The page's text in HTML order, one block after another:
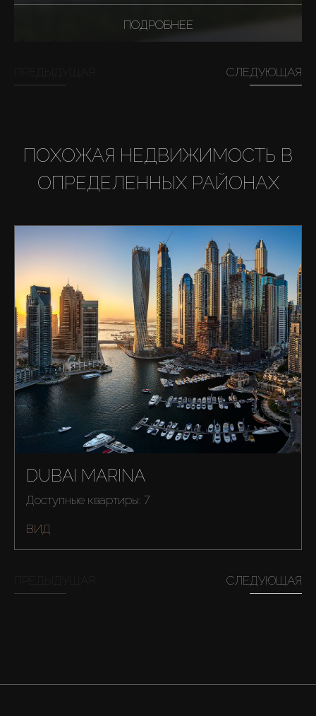
ПОДРОБНЕЕ
СЛЕДУЮЩАЯ
ПОХОЖАЯ НЕДВИЖИМОСТЬ В
ОПРЕДЕЛЕННЫХ РАЙОНАХ
DUBAI MARINA
Доступные квартиры: 7
ВИД
СЛЕДУЮЩАЯ